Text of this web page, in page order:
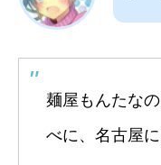
麺屋もんたな
べに、名古屋に